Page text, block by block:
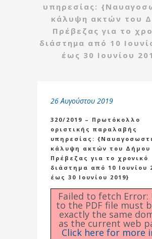
υπηρεσίας:
κάλυψη ακτών του
Πρέβεζας για το
διάστημα από 10
έως 30 Ιουνίου
26 Αυγούστου 2019
320/2019 – Πρωτόκολλο
οριστικής παραλαβής
υπηρεσίας:
κάλυψη ακτών του Δήμου
Πρέβεζας για το χρονικό
διάστημα από 10 Ιουνίου
έως 30 Ιουνίου 2019}
Failed to fetch Error:
to the PDF file must
exactly the same
as the current web
Click here for more